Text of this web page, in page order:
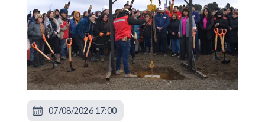
07/08/2026 17:00